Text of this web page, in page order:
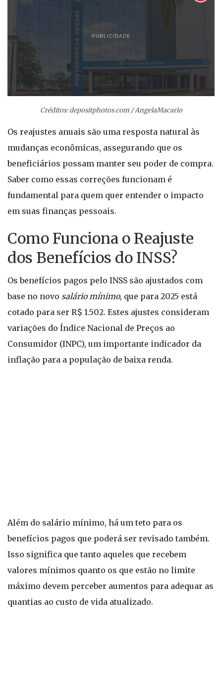
PUBLICIDADE
Créditos: depositphotos.com / AngelaMacario
Os reajustes anuais são uma resposta natural às
mudanças econômicas, assegurando que os
beneficiários possam manter seu poder de compra.
Saber como essas correções funcionam é
fundamental para quem quer entender o impacto
em suas finanças pessoais.
Como Funciona o Reajuste
dos Benefícios do INSS?
Os benefícios pagos pelo INSS são ajustados com
base no novo salário mínimo, que para 2025 está
cotado para ser R$ 1.502. Estes ajustes consideram
variações do Índice Nacional de Preços ao
Consumidor (INPC), um importante indicador da
inflação para a população de baixa renda.
Além do salário mínimo, há um teto para os
benefícios pagos que poderá ser revisado também.
Isso significa que tanto aqueles que recebem
valores mínimos quanto os que estão no limite
máximo devem perceber aumentos para adequar as
quantias ao custo de vida atualizado.